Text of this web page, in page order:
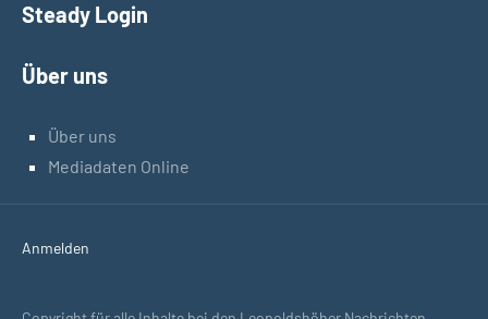
Steady Login
Über uns
Über uns
Mediadaten Online
Anmelden